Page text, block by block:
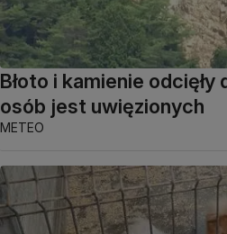
Błoto i kamienie
osób jest uwięzionych
METEO